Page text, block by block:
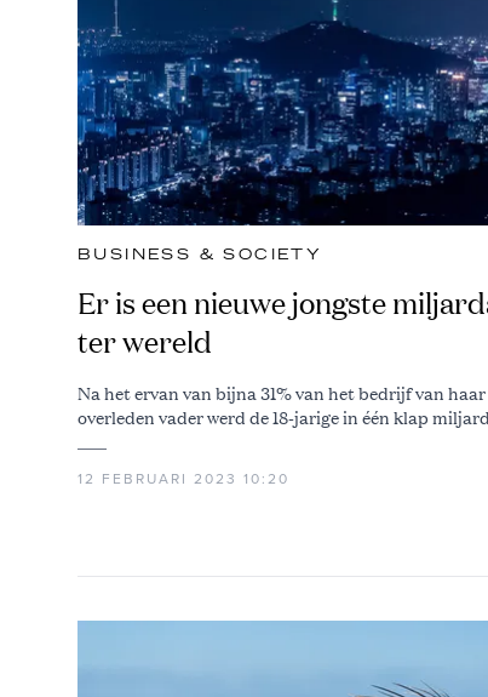
BUSINESS & SOCIETY
Er is een nieuwe jongste
ter wereld
Na het ervan van bijna 31% van het bedrijf van haar
overleden vader werd de 18-jarige in één klap
12 FEBRUARI 2023 10:20